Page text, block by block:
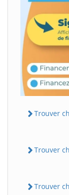
Trouver
Trouver
Trouver